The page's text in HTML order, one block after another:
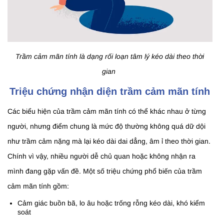
Trầm cảm mãn tính là dạng rối loạn tâm lý kéo dài theo thời
gian
Triệu chứng nhận diện trầm cảm mãn tính
Các biểu hiện của trầm cảm mãn tính có thể khác nhau ở từng
người, nhưng điểm chung là mức độ thường không quá dữ dội
như trầm cảm nặng mà lại kéo dài dai dẳng, âm ỉ theo thời gian.
Chính vì vậy, nhiều người dễ chủ quan hoặc không nhận ra
mình đang gặp vấn đề. Một số triệu chứng phổ biến của trầm
cảm mãn tính gồm:
Cảm giác buồn bã, lo âu hoặc trống rỗng kéo dài, khó kiểm
soát